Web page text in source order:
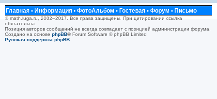
Главная • Информация • ФотоАльбом • Гостевая • Форум • Письмо
© math.luga.ru, 2002–2017. Все права защищены. При цитировании ссылка
обязательна.
Позиция авторов сообщений не всегда совпадает с позицией администрации форума.
Создано на основе phpBB® Forum Software © phpBB Limited
Русская поддержка phpBB